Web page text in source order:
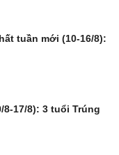
tuần mới (10-16/8):
17/8): 3 tuổi Trúng